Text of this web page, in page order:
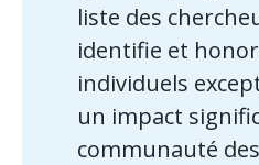
liste des
identifie et
individuels
un impact
communauté